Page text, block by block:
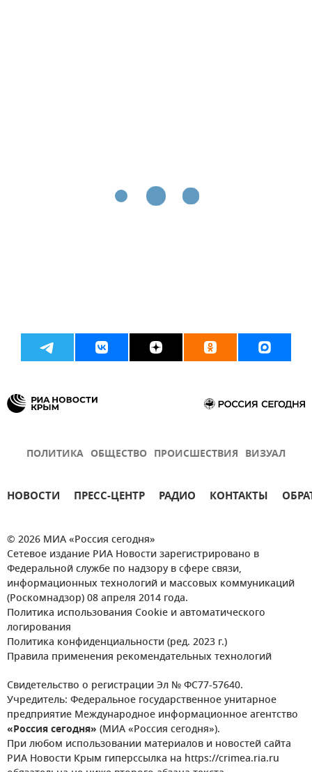
ПОЛИТИКА ОБЩЕСТВО ПРОИСШЕСТВИЯ ВИЗУАЛ
НОВОСТИ ПРЕСС-ЦЕНТР РАДИО КОНТАКТЫ
© 2026 МИА «Россия сегодня»
Сетевое издание РИА Новости зарегистрировано в
Федеральной службе по надзору в сфере связи,
информационных технологий и массовых коммуникаций
(Роскомнадзор) 08 апреля 2014 года.
Политика использования Cookie и автоматического
логирования
Политика конфиденциальности (ред. 2023 г.)
Правила применения рекомендательных технологий
Свидетельство о регистрации Эл № ФС77-57640.
Учредитель: Федеральное государственное унитарное
предприятие Международное информационное агентство
«Россия сегодня» (МИА «Россия сегодня»).
При любом использовании материалов и новостей сайта
РИА Новости Крым гиперссылка на https://crimea.ria.ru